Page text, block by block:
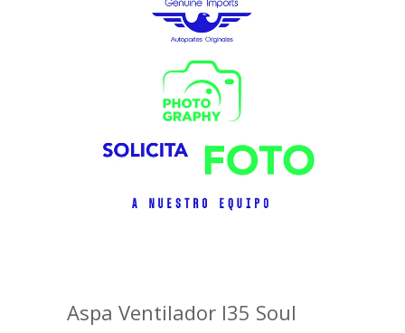
Aspa Ventilador I35 Soul